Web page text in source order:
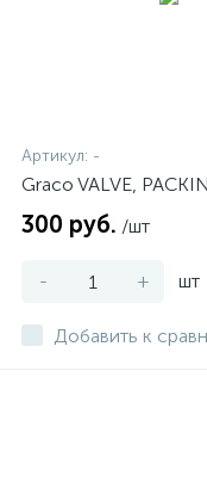
Артикул: -
Graco VALVE,
300 руб. /шт
- + шт
Добавить к